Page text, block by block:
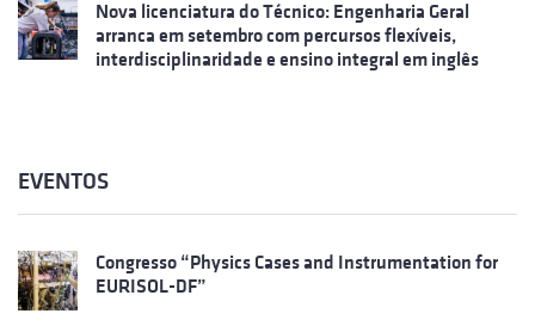
Nova licenciatura do Técnico: Engenharia Geral
arranca em setembro com percursos flexíveis,
interdisciplinaridade e ensino integral em inglês
EVENTOS
Congresso “Physics Cases and Instrumentation for
EURISOL-DF”